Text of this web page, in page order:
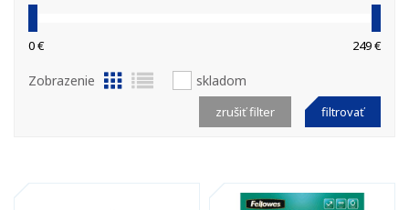
0 € 249 €
Zobrazenie skladom
filtrovať
zrušiť filter